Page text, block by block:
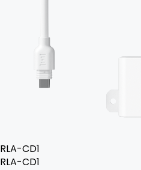
RLA-CD1
RLA-CD1